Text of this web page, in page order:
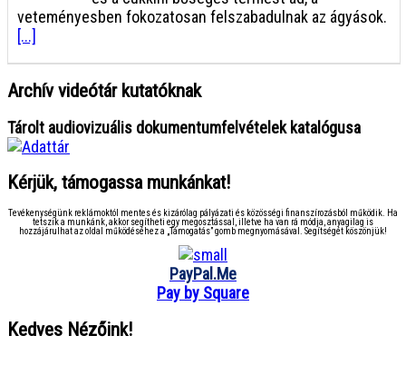
veteményesben fokozatosan felszabadulnak az ágyások.
[...]
Archív videótár kutatóknak
Tárolt audiovizuális dokumentumfelvételek katalógusa
Kérjük, támogassa munkánkat!
Tevékenységünk reklámoktól mentes és kizárólag pályázati és közösségi finanszírozásból működik. Ha
tetszik a munkánk, akkor segítheti egy megosztással, illetve ha van rá módja, anyagilag is
hozzájárulhat az oldal működéséhez a „Támogatás” gomb megnyomásával. Segítségét köszönjük!
PayPal.Me
Pay by Square
Kedves Nézőink!